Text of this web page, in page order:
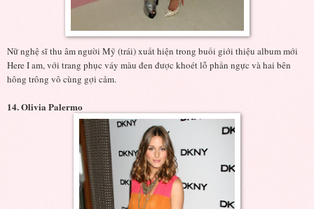
Nữ nghệ sĩ thu âm người Mỹ (trái) xuất hiện trong buối giới thiệu album mới
Here I am, với trang phục váy màu đen được khoét lỗ phần ngực và hai bên
hông trông vô cùng gợi cảm.
14. Olivia Palermo